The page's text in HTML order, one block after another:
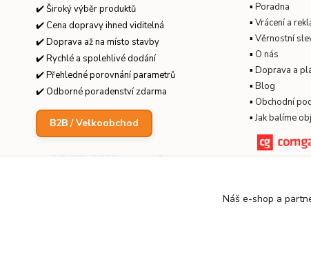
✔️ Široký výběr produktů
✔️ Cena dopravy ihned viditelná
✔️ Doprava až na místo stavby
✔️ Rychlé a spolehlivé dodání
✔️ Přehledné porovnání parametrů
✔️ Odborné poradenství zdarma
B2B / Velkoobchod
▪ Poradna
▪ Vrácení a
▪ Věrnostní
▪ O nás
▪ Doprava a
▪ Blog
▪ Obchodní
▪Jak balíme
Náš e-shop a